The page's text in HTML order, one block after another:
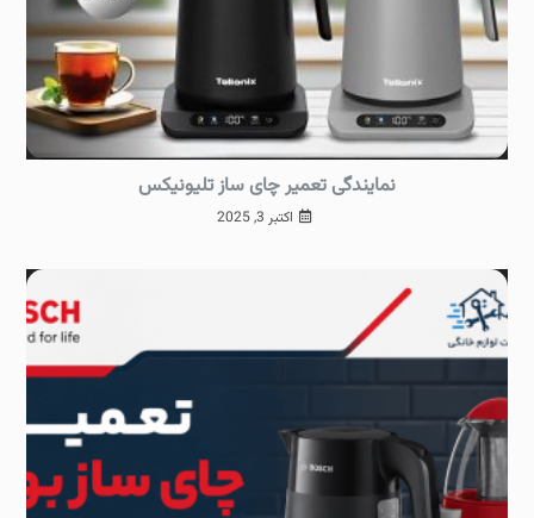
نمایندگی تعمیر چای ساز تلیونیکس
اکتبر 3, 2025